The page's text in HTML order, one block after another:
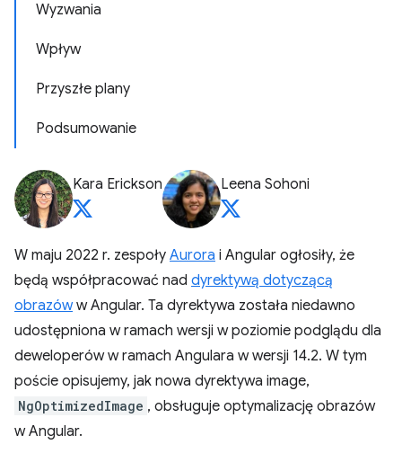
Wyzwania
Wpływ
Przyszłe plany
Podsumowanie
Kara Erickson Leena Sohoni
W maju 2022 r. zespoły Aurora i Angular ogłosiły, że
będą współpracować nad dyrektywą dotyczącą
obrazóww Angular. Ta dyrektywa została niedawno
udostępniona w ramach wersji w poziomie podglądu dla
deweloperów w ramach Angulara w wersji 14.2. W tym
poście opisujemy, jak nowa dyrektywa image,
NgOptimizedImage , obsługuje optymalizację obrazów
w Angular.